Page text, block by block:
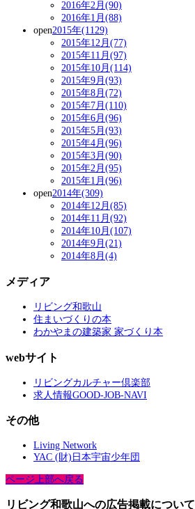
2016年2月(90)
2016年1月(88)
open2015年(1129)
2015年12月(77)
2015年11月(97)
2015年10月(114)
2015年9月(93)
2015年8月(72)
2015年7月(110)
2015年6月(96)
2015年5月(93)
2015年4月(96)
2015年3月(90)
2015年2月(95)
2015年1月(96)
open2014年(309)
2014年12月(85)
2014年11月(92)
2014年10月(107)
2014年9月(21)
2014年8月(4)
メディア
リビング和歌山
住まいづくりの本
わかやまの建築家 家づくり本
webサイト
リビングカルチャー倶楽部
求人情報GOOD-JOB-NAVI
その他
Living Network
YAC (財)日本宇宙少年団
ページ上部へ戻る
リビング和歌山への広告掲載について